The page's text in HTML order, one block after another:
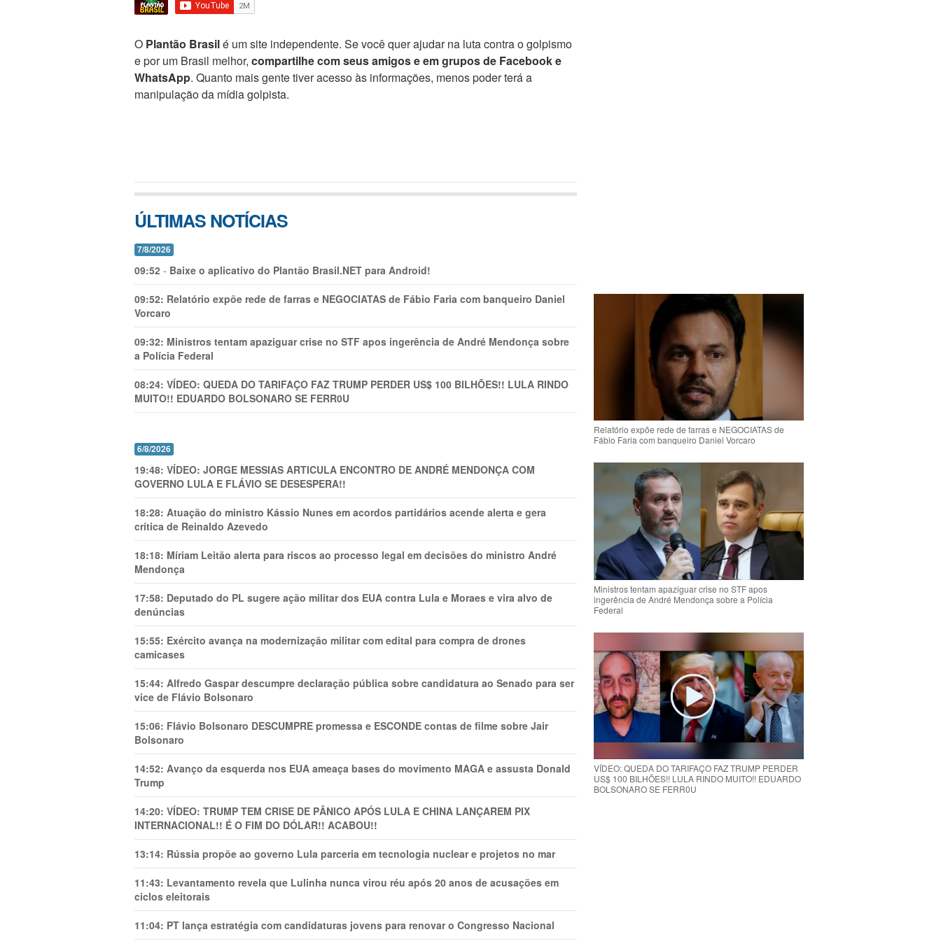
O Plantão Brasilé um site independente. Se você quer ajudar na luta contra o golpismo
e por um Brasil melhor, compartilhe com seus amigos e em grupos de Facebook e
WhatsApp. Quanto mais gente tiver acesso às informações, menos poder terá a
manipulação da mídia golpista.
ÚLTIMAS NOTÍCIAS
7/8/2026
09:52 - Baixe o aplicativo do Plantão Brasil.NET para Android!
09:52: Relatório expõe rede de farras e NEGOCIATAS de Fábio Faria com banqueiro Daniel
Vorcaro
09:32: Ministros tentam apaziguar crise no STF apos ingerência de André Mendonça sobre
a Polícia Federal
08:24: VÍDEO: QUEDA DO TARIFAÇO FAZ TRUMP PERDER US$ 100 BILHÕES!! LULA RINDO
MUITO!! EDUARDO BOLSONARO SE FERR0U
6/8/2026
19:48: VÍDEO: JORGE MESSIAS ARTICULA ENCONTRO DE ANDRÉ MENDONÇA COM
GOVERNO LULA E FLÁVIO SE DESESPERA!!
18:28: Atuação do ministro Kássio Nunes em acordos partidários acende alerta e gera
crítica de Reinaldo Azevedo
18:18: Míriam Leitão alerta para riscos ao processo legal em decisões do ministro André
Mendonça
17:58: Deputado do PL sugere ação militar dos EUA contra Lula e Moraes e vira alvo de
denúncias
15:55: Exército avança na modernização militar com edital para compra de drones
camicases
15:44: Alfredo Gaspar descumpre declaração pública sobre candidatura ao Senado para ser
vice de Flávio Bolsonaro
15:06: Flávio Bolsonaro DESCUMPRE promessa e ESCONDE contas de filme sobre Jair
Bolsonaro
14:52: Avanço da esquerda nos EUA ameaça bases do movimento MAGA e assusta Donald
Trump
14:20: VÍDEO: TRUMP TEM CRlSE DE PÂNlCO APÓS LULA E CHINA LANÇAREM PIX
INTERNACIONAL!! É O FIM DO DÓLAR!! ACABOU!!
13:14: Rússia propõe ao governo Lula parceria em tecnologia nuclear e projetos no mar
11:43: Levantamento revela que Lulinha nunca virou réu após 20 anos de acusações em
ciclos eleitorais
11:04: PT lança estratégia com candidaturas jovens para renovar o Congresso Nacional
Relatório expõe rede de farras e NEGOCIATAS de
Fábio Faria com banqueiro Daniel Vorcaro
Ministros tentam apaziguar crise no STF apos
ingerência de André Mendonça sobre a Polícia
Federal
VÍDEO: QUEDA DO TARIFAÇO FAZ TRUMP PERDER
US$ 100 BILHÕES!! LULA RINDO MUITO!! EDUARDO
BOLSONARO SE FERR0U